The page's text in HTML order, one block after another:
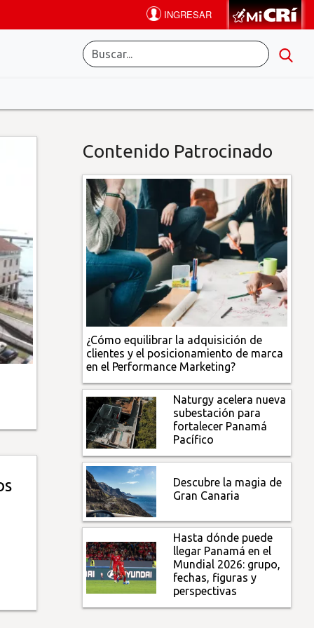
Contenido Patrocinado
¿Cómo equilibrar la adquisición de
clientes y el posicionamiento de marca
en el Performance Marketing?
Naturgy acelera nueva
subestación para
fortalecer Panamá
Pacífico
Descubre la magia de
Gran Canaria
Hasta dónde puede
llegar Panamá en el
Mundial 2026: grupo,
fechas, figuras y
perspectivas